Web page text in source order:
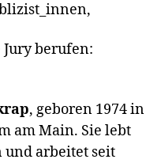
berufen:
, geboren 1974 in
am Main. Sie lebt
arbeitet seit